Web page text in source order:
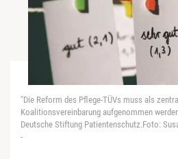
"Die Reform des Pflege-TÜVs muss als
Koalitionsvereinbarung aufgenommen
Deutsche Stiftung Patientenschutz.Foto:
-